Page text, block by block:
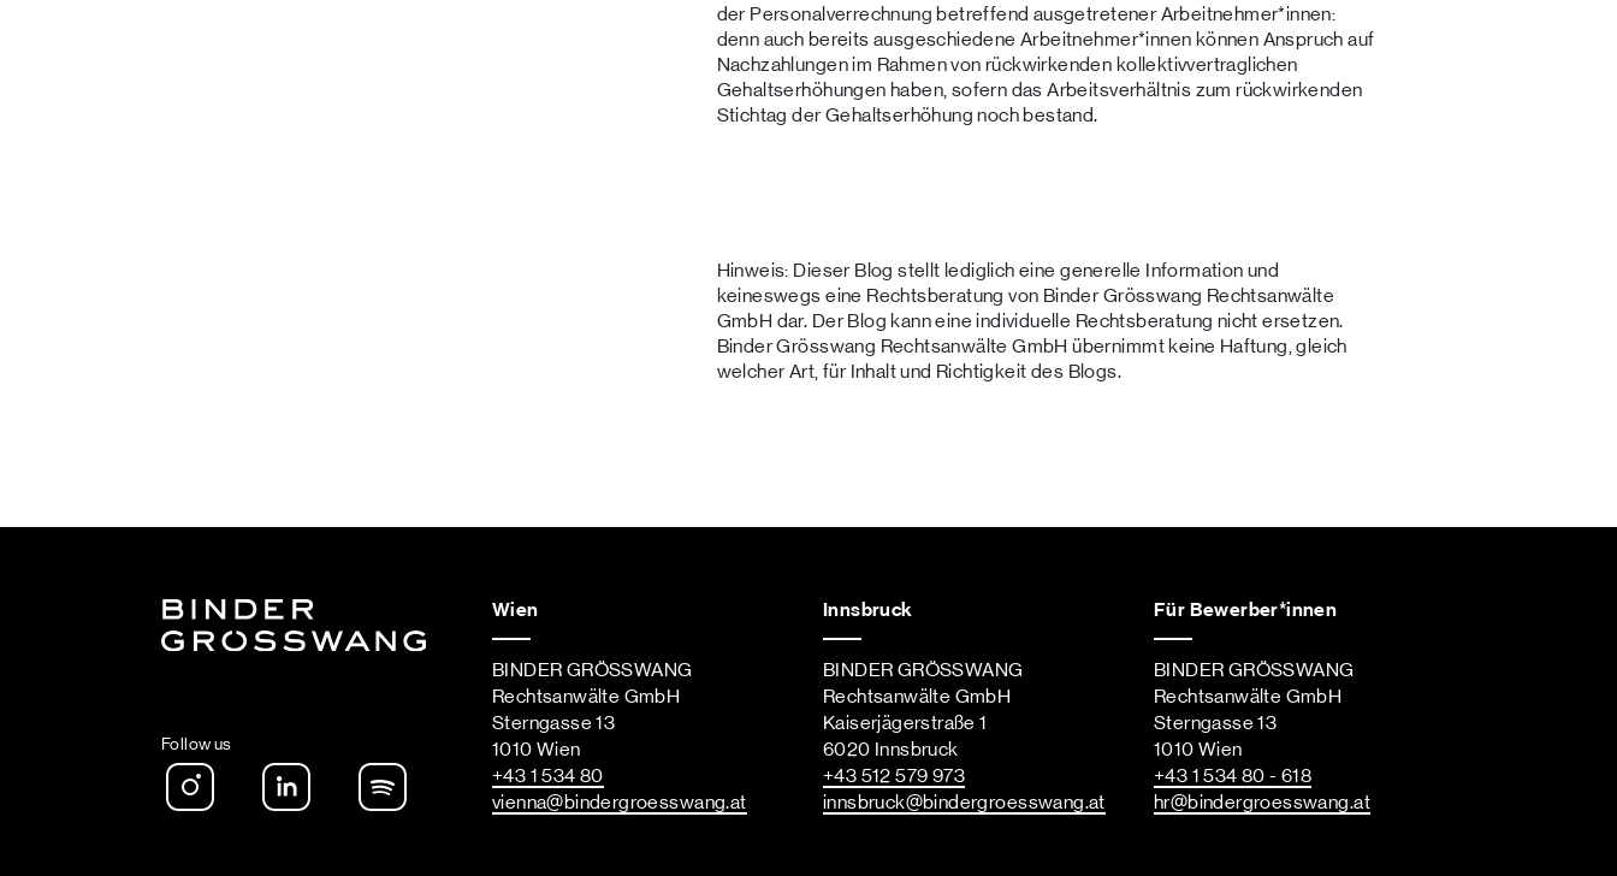
der Personalverrechnung betreffend ausgetretener Arbeitnehmer*innen:
denn auch bereits ausgeschiedene Arbeitnehmer*innen können Anspruch auf
Nachzahlungen im Rahmen von rückwirkenden kollektivvertraglichen
Gehaltserhöhungen haben, sofern das Arbeitsverhältnis zum rückwirkenden
Stichtag der Gehaltserhöhung noch bestand.
Hinweis: Dieser Blog stellt lediglich eine generelle Information und
keineswegs eine Rechtsberatung von Binder Grösswang Rechtsanwälte
GmbH dar. Der Blog kann eine individuelle Rechtsberatung nicht ersetzen.
Binder Grösswang Rechtsanwälte GmbH übernimmt keine Haftung, gleich
welcher Art, für Inhalt und Richtigkeit des Blogs.
Follow us
Instagram LinkedIn Spotify Podcast
Wien
BINDER GRÖSSWANG
Rechtsanwälte GmbH
Sterngasse 13
1010 Wien
+43 1 534 80
vienna@bindergroesswang.at
Innsbruck
BINDER GRÖSSWANG
Rechtsanwälte GmbH
Kaiserjägerstraße 1
6020 Innsbruck
+43 512 579 973
innsbruck@bindergroesswang.at
Für Bewerber*innen
BINDER GRÖSSWANG
Rechtsanwälte GmbH
Sterngasse 13
1010 Wien
+43 1 534 80 - 618
hr@bindergroesswang.at